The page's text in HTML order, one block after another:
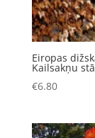
Eiropas
Kailsakņu
€6.80